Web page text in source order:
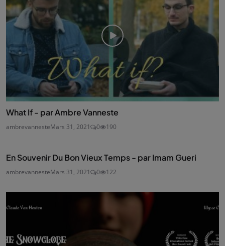
What If - par Ambre Vanneste
ambrevannesteMars 31, 2021 0 190
En Souvenir Du Bon Vieux Temps - par Imam Gueri
ambrevannesteMars 31, 2021 0 122